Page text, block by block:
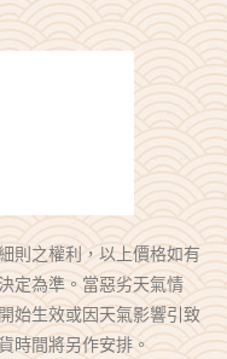
則之權利，以上價格如有
定為準。當惡劣天氣情
始生效或因天氣影響引致
時間將另作安排。